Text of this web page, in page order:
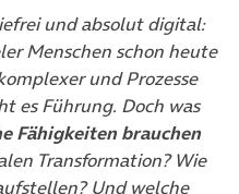
und absolut digital:
Menschen schon heute
und Prozesse
es Führung. Doch was
Fähigkeiten brauchen
Transformation? Wie
Und welche